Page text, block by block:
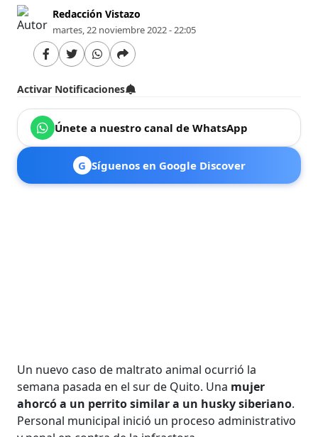
Redacción Vistazo
martes, 22 noviembre 2022 - 22:05
Activar Notificaciones
Únete a nuestro canal de WhatsApp
G Síguenos en Google Discover
Un nuevo caso de maltrato animal ocurrió la
semana pasada en el sur de Quito. Una mujer
ahorcó a un perrito similar a un husky siberiano.
Personal municipal inició un proceso administrativo